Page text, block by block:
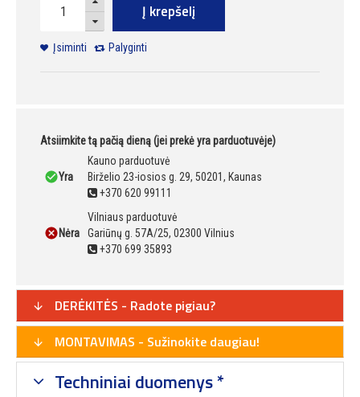
Į krepšelį
Įsiminti Palyginti
Atsiimkite tą pačią dieną (jei prekė yra parduotuvėje)
Yra
Kauno parduotuvė
Birželio 23-iosios g. 29, 50201, Kaunas
+370 620 99111
Nėra
Vilniaus parduotuvė
Gariūnų g. 57A/25, 02300 Vilnius
+370 699 35893
DERĖKITĖS - Radote pigiau?
MONTAVIMAS - Sužinokite daugiau!
Techniniai duomenys *